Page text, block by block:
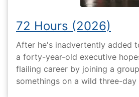
72 Hours (2026)
After he's inadvertently added
a forty-year-old executive
flailing career by joining a
somethings on a wild three-